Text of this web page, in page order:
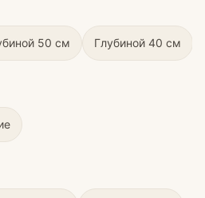
50 см Глубиной 40 см